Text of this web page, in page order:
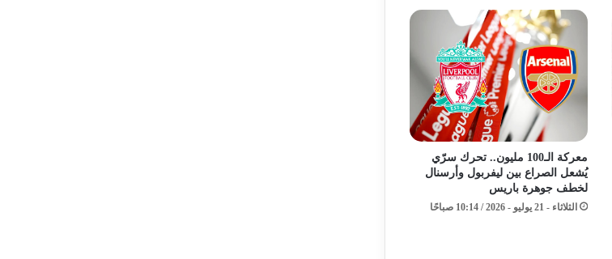
معركة الـ100 مليون.. تحرك سرّي
يُشعل الصراع بين ليفربول وأرسنال
لخطف جوهرة باريس
الثلاثاء - 21 يوليو - 2026 / 10:14 صباحًا